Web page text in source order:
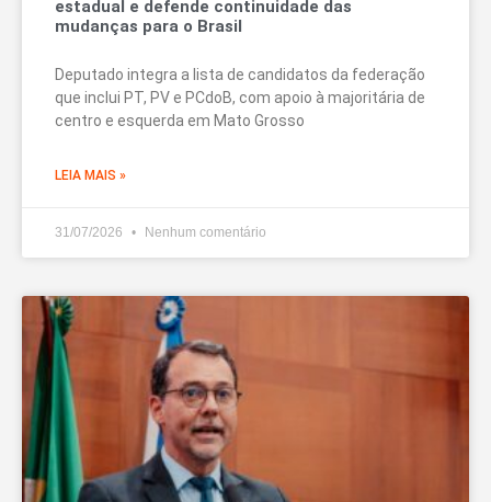
estadual e defende continuidade das
mudanças para o Brasil
Deputado integra a lista de candidatos da federação
que inclui PT, PV e PCdoB, com apoio à majoritária de
centro e esquerda em Mato Grosso
LEIA MAIS »
31/07/2026 Nenhum comentário